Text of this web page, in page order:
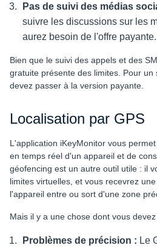
Pas de suivi des médias
suivre les discussions sur les
aurez besoin de l'offre payante.
Bien que le suivi des appels et des
gratuite présente des limites. Pour un
devez passer à la version payante.
Localisation par GPS
L'application iKeyMonitor vous
en temps réel d'un appareil et de
géofencing est un autre outil utile : il
limites virtuelles, et vous recevrez
l'appareil entre ou sort d'une zone
Mais il y a une chose dont vous
Problèmes de précision : Le